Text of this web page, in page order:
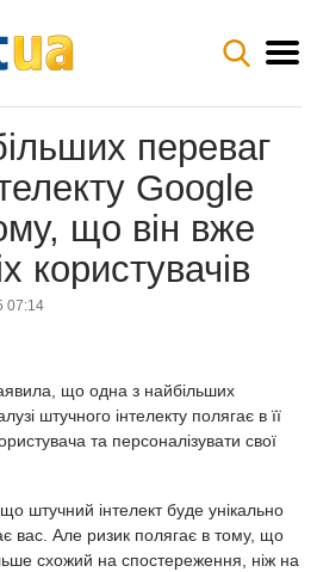
переваг
Google
що він вже
користувачів
07:14
що одна з найбільших
штучного інтелекту полягає в її
та персоналізувати свої
штучний інтелект буде унікально
вас. Але ризик полягає в тому, що
схожий на спостереження, ніж на